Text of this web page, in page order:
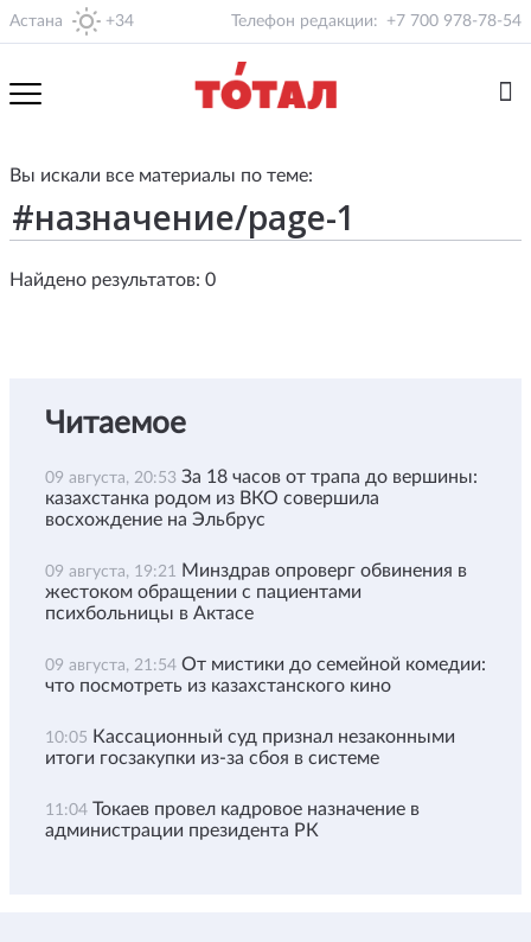
Астана +34 Телефон редакции: +7 700 978-78-54
Вы искали все материалы по теме:
Найдено результатов: 0
Читаемое
09 августа, 20:53 За 18 часов от трапа до вершины:
казахстанка родом из ВКО совершила
восхождение на Эльбрус
09 августа, 19:21 Минздрав опроверг обвинения в
жестоком обращении с пациентами
психбольницы в Актасе
09 августа, 21:54 От мистики до семейной комедии:
что посмотреть из казахстанского кино
10:05 Кассационный суд признал незаконными
итоги госзакупки из-за сбоя в системе
11:04 Токаев провел кадровое назначение в
администрации президента РК